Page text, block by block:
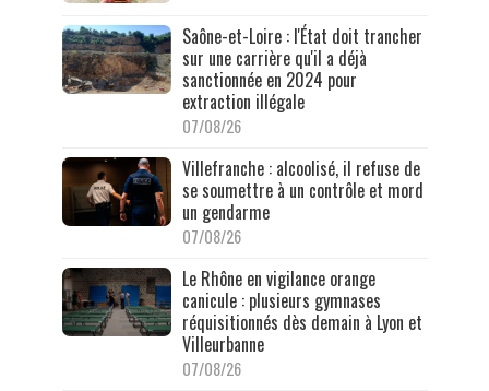
Saône-et-Loire : l'État doit trancher
sur une carrière qu'il a déjà
sanctionnée en 2024 pour
extraction illégale
07/08/26
Villefranche : alcoolisé, il refuse de
se soumettre à un contrôle et mord
un gendarme
07/08/26
Le Rhône en vigilance orange
canicule : plusieurs gymnases
réquisitionnés dès demain à Lyon et
Villeurbanne
07/08/26